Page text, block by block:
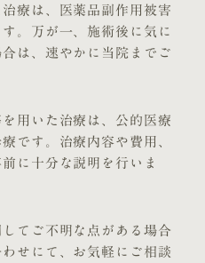
療は、医薬品副作用被害
。万が一、施術後に気に
は、速やかに当院までご
用いた治療は、公的医療
です。治療内容や費用、
に十分な説明を行いま
てご不明な点がある場合
せにて、お気軽にご相談